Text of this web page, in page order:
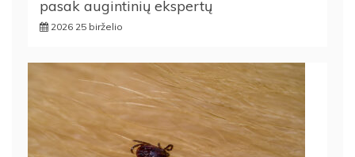
pasak augintinių ekspertų
2026 25 birželio